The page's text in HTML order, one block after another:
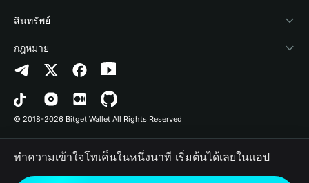
ศูนย์ช่วยเหลือ
ติดต่อเรา
ทรัพยากรข้อมูลของแบรนด์
อาชีพ
Crypto Swap API
Altcoin Season Index
Prediction Markets
DApp
RWA
Bitget Wallet Pay
ลิสต์โปรเจกต์
เทคโนโลยีความปลอดภัย
ซื้อคริปโต
การตรวจจับการอนุญาต
การตรวจจับสัญญา
การโอนเป็นชุด
สินทรัพย์
Arbitrum
Avalanche
Bitcoin
Polygon
กฎหมาย
นโยบายความเป็นส่วนตัว
ข้อตกลงในการใช้บริการ
© 2018-2026 Bitget Wallet All Rights Reserved
ทำความเข้าใจโทเค็นในหนึ่งนาที เริ่มต้นได้เลยในแอป